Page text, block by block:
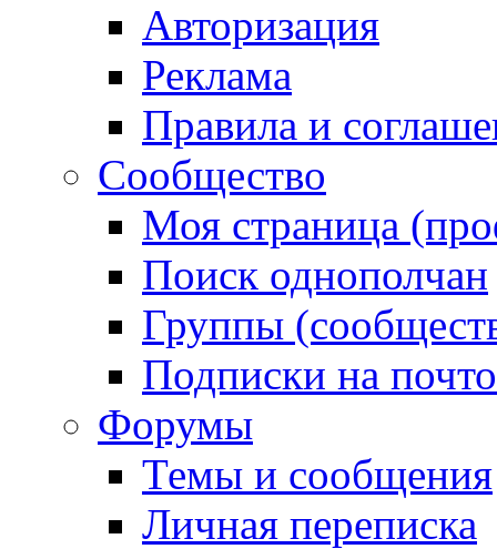
Авторизация
Реклама
Правила и
Сообщество
Моя страница
Поиск однополчан
Группы
Подписки на
Форумы
Темы и сообщения
Личная переписка